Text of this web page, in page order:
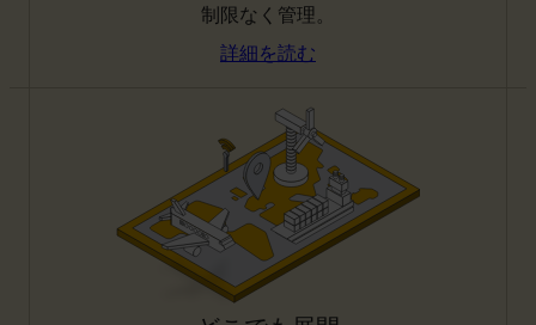
制限なく管理。
詳細を読む